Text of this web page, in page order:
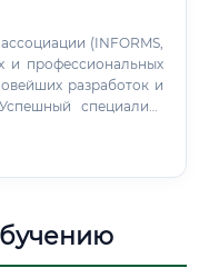
(INFORMS,
и профессиональных
разработок и
специалист
за публикациями